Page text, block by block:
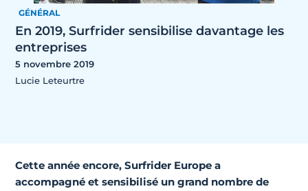
GÉNÉRAL
En 2019, Surfrider sensibilise davantage les
entreprises
5 novembre 2019
Lucie Leteurtre
Cette année encore, Surfrider Europe a
accompagné et sensibilisé un grand nombre de